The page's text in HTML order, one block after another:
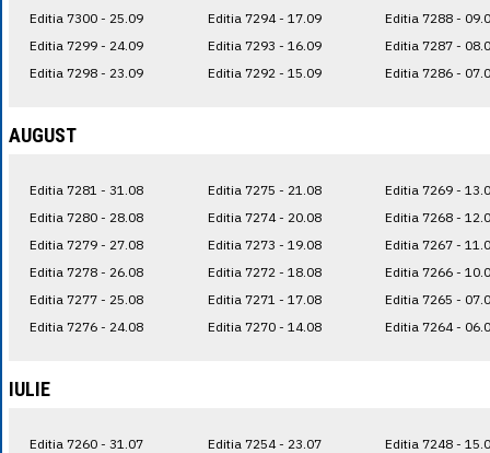
Editia 7300 - 25.09
Editia 7299 - 24.09
Editia 7298 - 23.09
Editia 7294 - 17.09
Editia 7293 - 16.09
Editia 7292 - 15.09
Editia 7288 -
Editia 7287 -
Editia 7286 -
AUGUST
Editia 7281 - 31.08
Editia 7280 - 28.08
Editia 7279 - 27.08
Editia 7278 - 26.08
Editia 7277 - 25.08
Editia 7276 - 24.08
Editia 7275 - 21.08
Editia 7274 - 20.08
Editia 7273 - 19.08
Editia 7272 - 18.08
Editia 7271 - 17.08
Editia 7270 - 14.08
Editia 7269 -
Editia 7268 -
Editia 7267 -
Editia 7266 -
Editia 7265 -
Editia 7264 -
IULIE
Editia 7260 - 31.07
Editia 7254 - 23.07
Editia 7248 -